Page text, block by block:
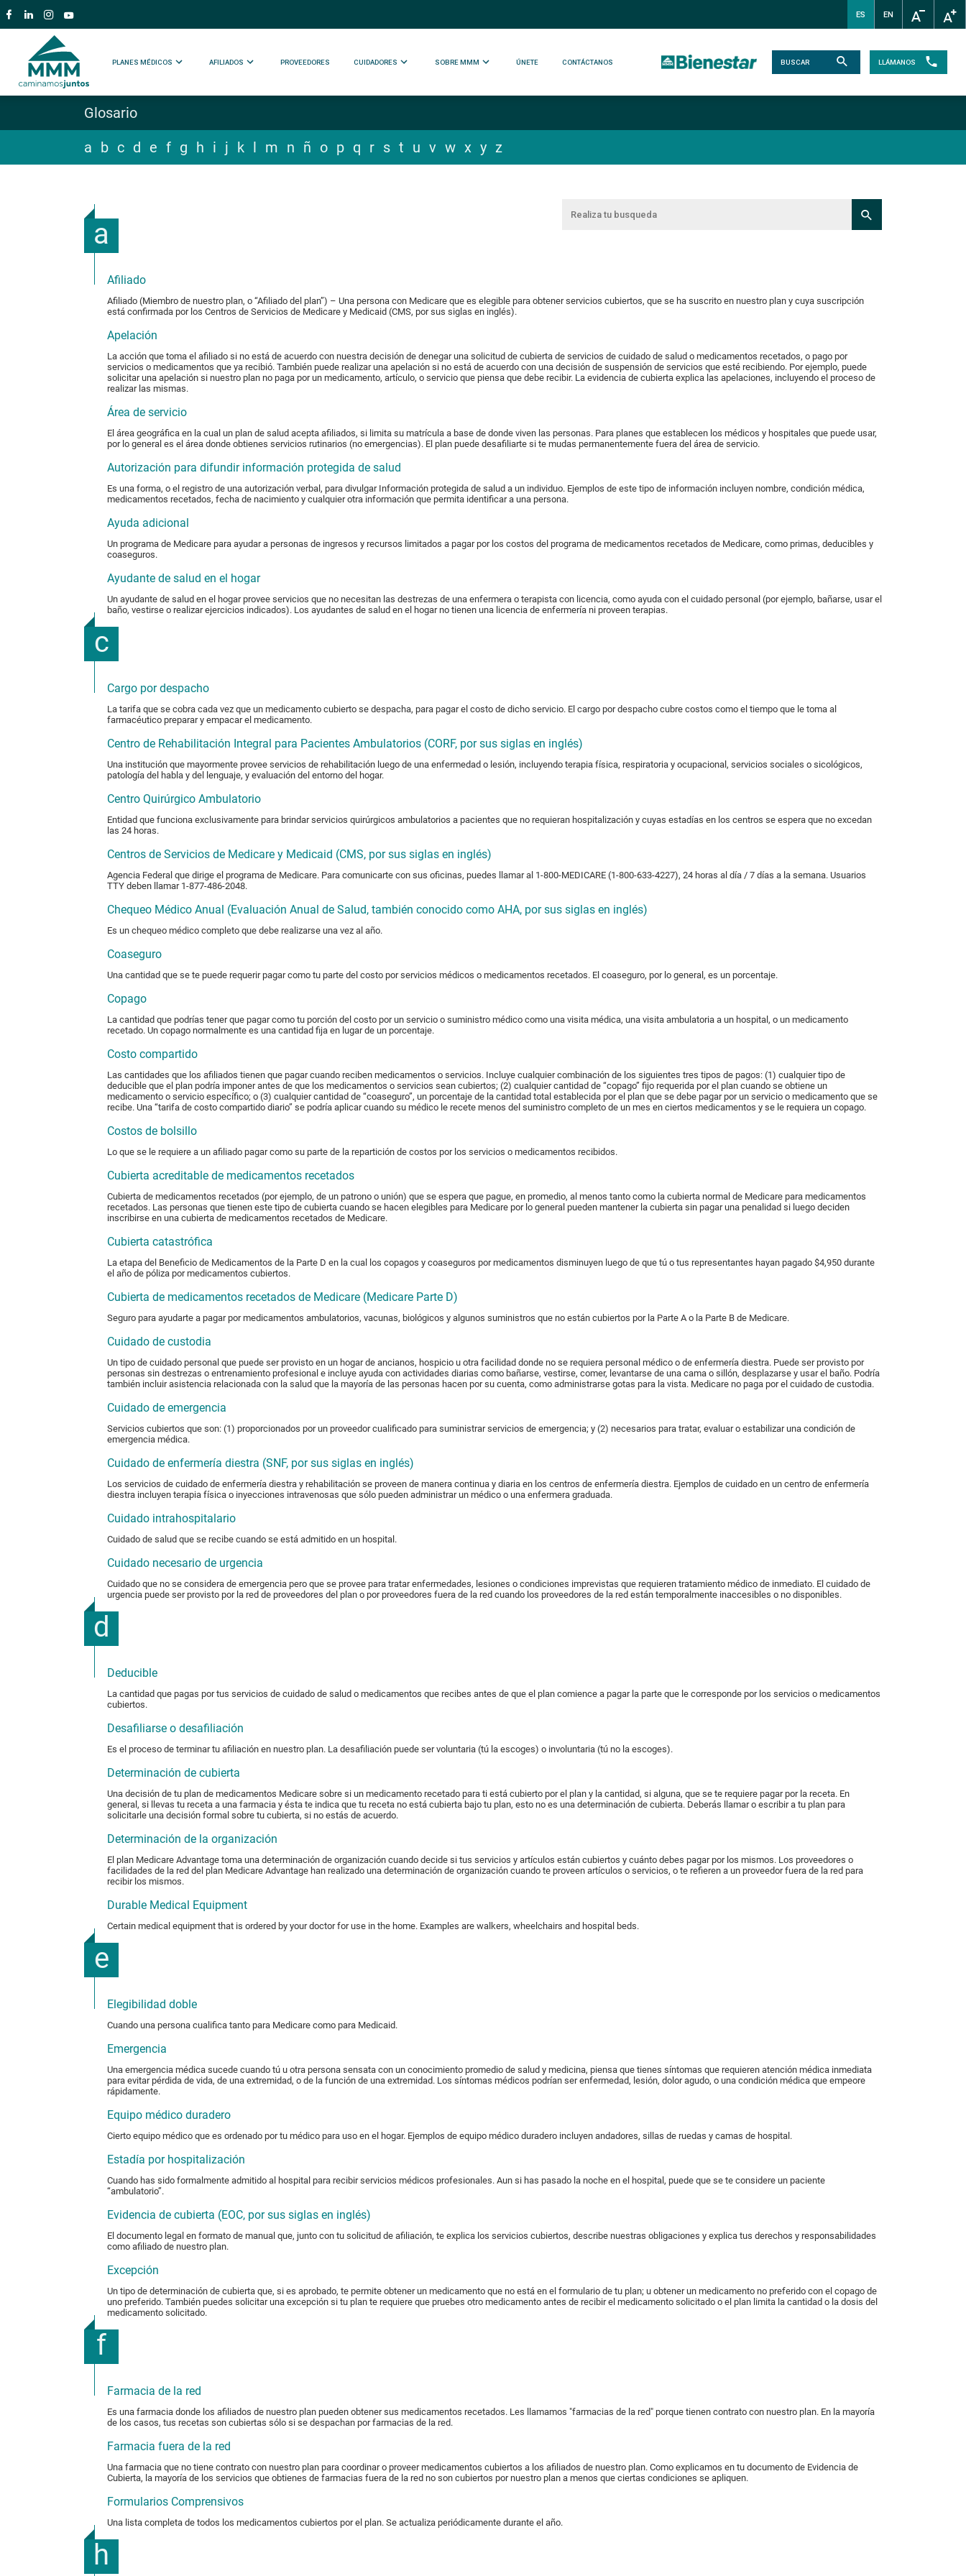
ES EN
PLANES MÉDICOS AFILIADOS PROVEEDORES CUIDADORES SOBRE MMM ÚNETE CONTÁCTANOS LLÁMANOS
Glosario
a b c d e f g h i j k l m n ñ o p q r s t u v w x y z
a
Afiliado
Afiliado (Miembro de nuestro plan, o “Afiliado del plan”) – Una persona con Medicare que es elegible para obtener servicios cubiertos, que se ha suscrito en nuestro plan y cuya suscripción
está confirmada por los Centros de Servicios de Medicare y Medicaid (CMS, por sus siglas en inglés).
Apelación
La acción que toma el afiliado si no está de acuerdo con nuestra decisión de denegar una solicitud de cubierta de servicios de cuidado de salud o medicamentos recetados, o pago por
servicios o medicamentos que ya recibió. También puede realizar una apelación si no está de acuerdo con una decisión de suspensión de servicios que esté recibiendo. Por ejemplo, puede
solicitar una apelación si nuestro plan no paga por un medicamento, artículo, o servicio que piensa que debe recibir. La evidencia de cubierta explica las apelaciones, incluyendo el proceso de
realizar las mismas.
Área de servicio
El área geográfica en la cual un plan de salud acepta afiliados, si limita su matrícula a base de donde viven las personas. Para planes que establecen los médicos y hospitales que puede usar,
por lo general es el área donde obtienes servicios rutinarios (no emergencias). El plan puede desafiliarte si te mudas permanentemente fuera del área de servicio.
Autorización para difundir información protegida de salud
Es una forma, o el registro de una autorización verbal, para divulgar Información protegida de salud a un individuo. Ejemplos de este tipo de información incluyen nombre, condición médica,
medicamentos recetados, fecha de nacimiento y cualquier otra información que permita identificar a una persona.
Ayuda adicional
Un programa de Medicare para ayudar a personas de ingresos y recursos limitados a pagar por los costos del programa de medicamentos recetados de Medicare, como primas, deducibles y
coaseguros.
Ayudante de salud en el hogar
Un ayudante de salud en el hogar provee servicios que no necesitan las destrezas de una enfermera o terapista con licencia, como ayuda con el cuidado personal (por ejemplo, bañarse, usar el
baño, vestirse o realizar ejercicios indicados). Los ayudantes de salud en el hogar no tienen una licencia de enfermería ni proveen terapias.
c
Cargo por despacho
La tarifa que se cobra cada vez que un medicamento cubierto se despacha, para pagar el costo de dicho servicio. El cargo por despacho cubre costos como el tiempo que le toma al
farmacéutico preparar y empacar el medicamento.
Centro de Rehabilitación Integral para Pacientes Ambulatorios (CORF, por sus siglas en inglés)
Una institución que mayormente provee servicios de rehabilitación luego de una enfermedad o lesión, incluyendo terapia física, respiratoria y ocupacional, servicios sociales o sicológicos,
patología del habla y del lenguaje, y evaluación del entorno del hogar.
Centro Quirúrgico Ambulatorio
Entidad que funciona exclusivamente para brindar servicios quirúrgicos ambulatorios a pacientes que no requieran hospitalización y cuyas estadías en los centros se espera que no excedan
las 24 horas.
Centros de Servicios de Medicare y Medicaid (CMS, por sus siglas en inglés)
Agencia Federal que dirige el programa de Medicare. Para comunicarte con sus oficinas, puedes llamar al 1-800-MEDICARE (1-800-633-4227), 24 horas al día / 7 días a la semana. Usuarios
TTY deben llamar 1-877-486-2048.
Chequeo Médico Anual (Evaluación Anual de Salud, también conocido como AHA, por sus siglas en inglés)
Es un chequeo médico completo que debe realizarse una vez al año.
Coaseguro
Una cantidad que se te puede requerir pagar como tu parte del costo por servicios médicos o medicamentos recetados. El coaseguro, por lo general, es un porcentaje.
Copago
La cantidad que podrías tener que pagar como tu porción del costo por un servicio o suministro médico como una visita médica, una visita ambulatoria a un hospital, o un medicamento
recetado. Un copago normalmente es una cantidad fija en lugar de un porcentaje.
Costo compartido
Las cantidades que los afiliados tienen que pagar cuando reciben medicamentos o servicios. Incluye cualquier combinación de los siguientes tres tipos de pagos: (1) cualquier tipo de
deducible que el plan podría imponer antes de que los medicamentos o servicios sean cubiertos; (2) cualquier cantidad de “copago” fijo requerida por el plan cuando se obtiene un
medicamento o servicio específico; o (3) cualquier cantidad de “coaseguro”, un porcentaje de la cantidad total establecida por el plan que se debe pagar por un servicio o medicamento que se
recibe. Una “tarifa de costo compartido diario” se podría aplicar cuando su médico le recete menos del suministro completo de un mes en ciertos medicamentos y se le requiera un copago.
Costos de bolsillo
Lo que se le requiere a un afiliado pagar como su parte de la repartición de costos por los servicios o medicamentos recibidos.
Cubierta acreditable de medicamentos recetados
Cubierta de medicamentos recetados (por ejemplo, de un patrono o unión) que se espera que pague, en promedio, al menos tanto como la cubierta normal de Medicare para medicamentos
recetados. Las personas que tienen este tipo de cubierta cuando se hacen elegibles para Medicare por lo general pueden mantener la cubierta sin pagar una penalidad si luego deciden
inscribirse en una cubierta de medicamentos recetados de Medicare.
Cubierta catastrófica
La etapa del Beneficio de Medicamentos de la Parte D en la cual los copagos y coaseguros por medicamentos disminuyen luego de que tú o tus representantes hayan pagado $4,950 durante
el año de póliza por medicamentos cubiertos.
Cubierta de medicamentos recetados de Medicare (Medicare Parte D)
Seguro para ayudarte a pagar por medicamentos ambulatorios, vacunas, biológicos y algunos suministros que no están cubiertos por la Parte A o la Parte B de Medicare.
Cuidado de custodia
Un tipo de cuidado personal que puede ser provisto en un hogar de ancianos, hospicio u otra facilidad donde no se requiera personal médico o de enfermería diestra. Puede ser provisto por
personas sin destrezas o entrenamiento profesional e incluye ayuda con actividades diarias como bañarse, vestirse, comer, levantarse de una cama o sillón, desplazarse y usar el baño. Podría
también incluir asistencia relacionada con la salud que la mayoría de las personas hacen por su cuenta, como administrarse gotas para la vista. Medicare no paga por el cuidado de custodia.
Cuidado de emergencia
Servicios cubiertos que son: (1) proporcionados por un proveedor cualificado para suministrar servicios de emergencia; y (2) necesarios para tratar, evaluar o estabilizar una condición de
emergencia médica.
Cuidado de enfermería diestra (SNF, por sus siglas en inglés)
Los servicios de cuidado de enfermería diestra y rehabilitación se proveen de manera continua y diaria en los centros de enfermería diestra. Ejemplos de cuidado en un centro de enfermería
diestra incluyen terapia física o inyecciones intravenosas que sólo pueden administrar un médico o una enfermera graduada.
Cuidado intrahospitalario
Cuidado de salud que se recibe cuando se está admitido en un hospital.
Cuidado necesario de urgencia
Cuidado que no se considera de emergencia pero que se provee para tratar enfermedades, lesiones o condiciones imprevistas que requieren tratamiento médico de inmediato. El cuidado de
urgencia puede ser provisto por la red de proveedores del plan o por proveedores fuera de la red cuando los proveedores de la red están temporalmente inaccesibles o no disponibles.
d
Deducible
La cantidad que pagas por tus servicios de cuidado de salud o medicamentos que recibes antes de que el plan comience a pagar la parte que le corresponde por los servicios o medicamentos
cubiertos.
Desafiliarse o desafiliación
Es el proceso de terminar tu afiliación en nuestro plan. La desafiliación puede ser voluntaria (tú la escoges) o involuntaria (tú no la escoges).
Determinación de cubierta
Una decisión de tu plan de medicamentos Medicare sobre si un medicamento recetado para ti está cubierto por el plan y la cantidad, si alguna, que se te requiere pagar por la receta. En
general, si llevas tu receta a una farmacia y ésta te indica que tu receta no está cubierta bajo tu plan, esto no es una determinación de cubierta. Deberás llamar o escribir a tu plan para
solicitarle una decisión formal sobre tu cubierta, si no estás de acuerdo.
Determinación de la organización
El plan Medicare Advantage toma una determinación de organización cuando decide si tus servicios y artículos están cubiertos y cuánto debes pagar por los mismos. Los proveedores o
facilidades de la red del plan Medicare Advantage han realizado una determinación de organización cuando te proveen artículos o servicios, o te refieren a un proveedor fuera de la red para
recibir los mismos.
Durable Medical Equipment
Certain medical equipment that is ordered by your doctor for use in the home. Examples are walkers, wheelchairs and hospital beds.
e
Elegibilidad doble
Cuando una persona cualifica tanto para Medicare como para Medicaid.
Emergencia
Una emergencia médica sucede cuando tú u otra persona sensata con un conocimiento promedio de salud y medicina, piensa que tienes síntomas que requieren atención médica inmediata
para evitar pérdida de vida, de una extremidad, o de la función de una extremidad. Los síntomas médicos podrían ser enfermedad, lesión, dolor agudo, o una condición médica que empeore
rápidamente.
Equipo médico duradero
Cierto equipo médico que es ordenado por tu médico para uso en el hogar. Ejemplos de equipo médico duradero incluyen andadores, sillas de ruedas y camas de hospital.
Estadía por hospitalización
Cuando has sido formalmente admitido al hospital para recibir servicios médicos profesionales. Aun si has pasado la noche en el hospital, puede que se te considere un paciente
“ambulatorio”.
Evidencia de cubierta (EOC, por sus siglas en inglés)
El documento legal en formato de manual que, junto con tu solicitud de afiliación, te explica los servicios cubiertos, describe nuestras obligaciones y explica tus derechos y responsabilidades
como afiliado de nuestro plan.
Excepción
Un tipo de determinación de cubierta que, si es aprobado, te permite obtener un medicamento que no está en el formulario de tu plan; u obtener un medicamento no preferido con el copago de
uno preferido. También puedes solicitar una excepción si tu plan te requiere que pruebes otro medicamento antes de recibir el medicamento solicitado o el plan limita la cantidad o la dosis del
medicamento solicitado.
f
Farmacia de la red
Es una farmacia donde los afiliados de nuestro plan pueden obtener sus medicamentos recetados. Les llamamos "farmacias de la red" porque tienen contrato con nuestro plan. En la mayoría
de los casos, tus recetas son cubiertas sólo si se despachan por farmacias de la red.
Farmacia fuera de la red
Una farmacia que no tiene contrato con nuestro plan para coordinar o proveer medicamentos cubiertos a los afiliados de nuestro plan. Como explicamos en tu documento de Evidencia de
Cubierta, la mayoría de los servicios que obtienes de farmacias fuera de la red no son cubiertos por nuestro plan a menos que ciertas condiciones se apliquen.
Formularios Comprensivos
Una lista completa de todos los medicamentos cubiertos por el plan. Se actualiza periódicamente durante el año.
h